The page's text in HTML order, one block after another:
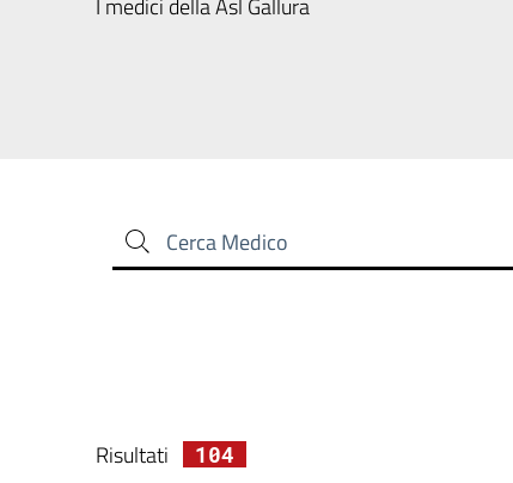
I medici della Asl Gallura
Cerca Medico
Risultati 104